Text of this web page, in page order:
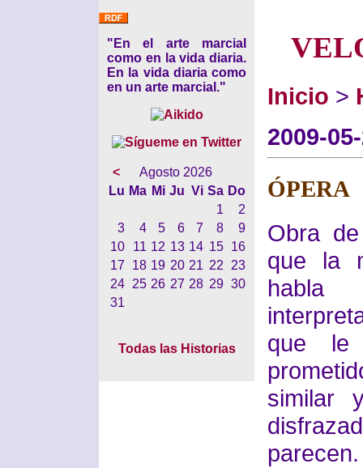
"En el arte marcial
como en la vida diaria.
En la vida diaria como
en un arte marcial."
<
Agosto 2026
Lu Ma Mi Ju Vi Sa Do
1
2
3
4 5 6 7 8
9
10
11 12 13 14 15
16
17
18 19 20 21 22
23
24
25 26 27 28 29 30
31
Todas las Historias
Inicio >
2009-
ÓPERA
Obra
que la
habla
que le
similar
parecen.